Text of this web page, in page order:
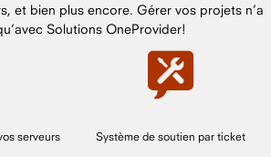
et bien plus encore. Gérer vos projets n’a
Solutions OneProvider!
serveurs Système de soutien par ticket